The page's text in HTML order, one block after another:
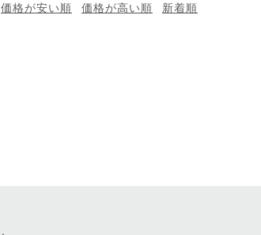
価格が安い順 価格が高い順 新着順